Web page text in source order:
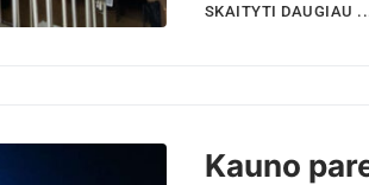
SKAITYTI DAUGIAU
Kauno